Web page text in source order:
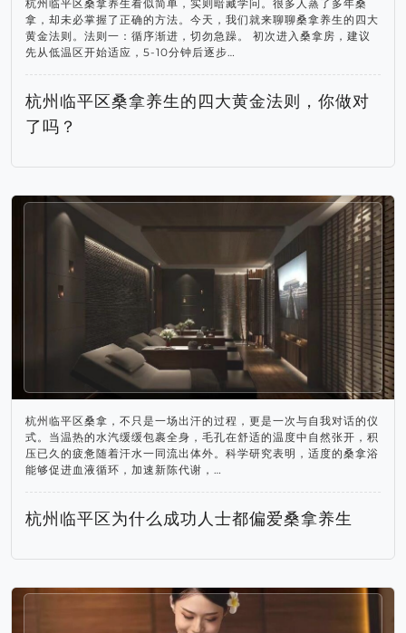
杭州临平区桑拿养生看似简单，实则暗藏学问。很多人蒸了多年桑
拿，却未必掌握了正确的方法。今天，我们就来聊聊桑拿养生的四大
黄金法则。法则一：循序渐进，切勿急躁。 初次进入桑拿房，建议
先从低温区开始适应，5-10分钟后逐步…
杭州临平区桑拿养生的四大黄金法则，你做对
了吗？
杭州临平区桑拿，不只是一场出汗的过程，更是一次与自我对话的仪
式。当温热的水汽缓缓包裹全身，毛孔在舒适的温度中自然张开，积
压已久的疲惫随着汗水一同流出体外。科学研究表明，适度的桑拿浴
能够促进血液循环，加速新陈代谢，…
杭州临平区为什么成功人士都偏爱桑拿养生